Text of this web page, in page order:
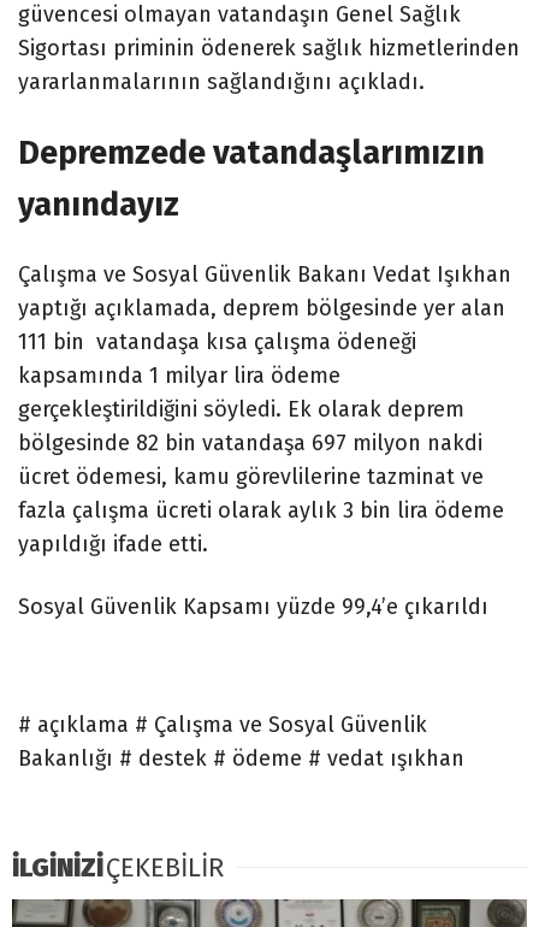
güvencesi olmayan vatandaşın Genel Sağlık
Sigortası priminin ödenerek sağlık hizmetlerinden
yararlanmalarının sağlandığını açıkladı.
Depremzede vatandaşlarımızın
yanındayız
Çalışma ve Sosyal Güvenlik Bakanı Vedat Işıkhan
yaptığı açıklamada, deprem bölgesinde yer alan
111 bin vatandaşa kısa çalışma ödeneği
kapsamında 1 milyar lira ödeme
gerçekleştirildiğini söyledi. Ek olarak deprem
bölgesinde 82 bin vatandaşa 697 milyon nakdi
ücret ödemesi, kamu görevlilerine tazminat ve
fazla çalışma ücreti olarak aylık 3 bin lira ödeme
yapıldığı ifade etti.
Sosyal Güvenlik Kapsamı yüzde 99,4’e çıkarıldı
# açıklama # Çalışma ve Sosyal Güvenlik
Bakanlığı # destek # ödeme # vedat ışıkhan
İLGİNİZİÇEKEBİLİR